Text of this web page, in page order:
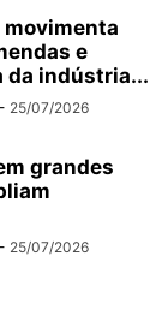
e
da indústria...
- 25/07/2026
grandes
- 25/07/2026